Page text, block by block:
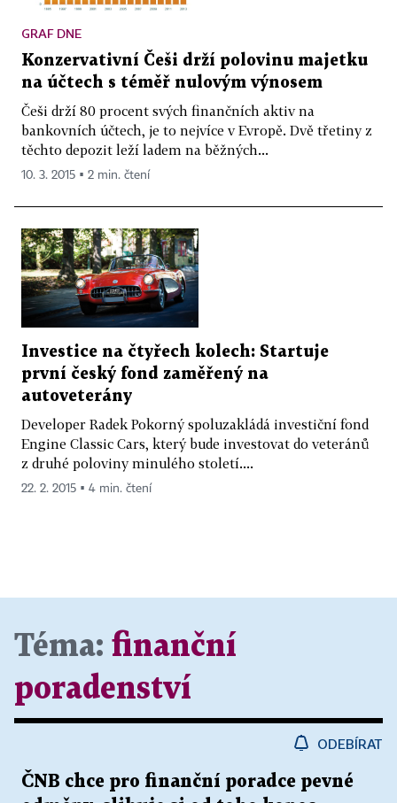
GRAF DNE
Konzervativní Češi drží polovinu majetku
na účtech s téměř nulovým výnosem
Češi drží 80 procent svých finančních aktiv na
bankovních účtech, je to nejvíce v Evropě. Dvě třetiny z
těchto depozit leží ladem na běžných...
10. 3. 2015 ▪ 2 min. čtení
Investice na čtyřech kolech: Startuje
první český fond zaměřený na
autoveterány
Developer Radek Pokorný spoluzakládá investiční fond
Engine Classic Cars, který bude investovat do veteránů
z druhé poloviny minulého století....
22. 2. 2015 ▪ 4 min. čtení
Téma: finanční
poradenství
ODEBÍRAT
ČNB chce pro finanční poradce pevné